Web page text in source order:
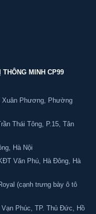
MINH CP99
Xuân Phương, Phường
Thái Tông, P.15, Tân
Hà Nội
Văn Phú, Hà Đông, Hà
(cạnh trưng bày ô tô
Vạn Phúc, TP. Thủ Đức, Hồ